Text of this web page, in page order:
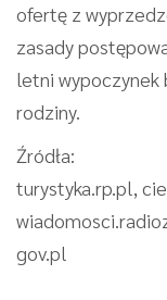
ofertę z
zasady
letni wypoczynek
rodziny.
Źródła:
turystyka.rp.pl,
gov.pl